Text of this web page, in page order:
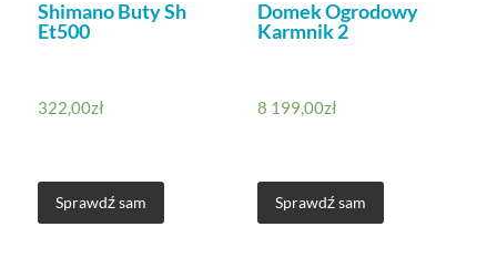
Shimano Buty Sh
Et500
322,00zł
Sprawdź sam
Domek Ogrodowy
Karmnik 2
8 199,00zł
Sprawdź sam